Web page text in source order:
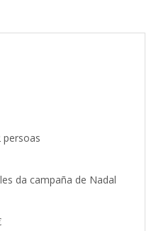
persoas
da campaña de Nadal